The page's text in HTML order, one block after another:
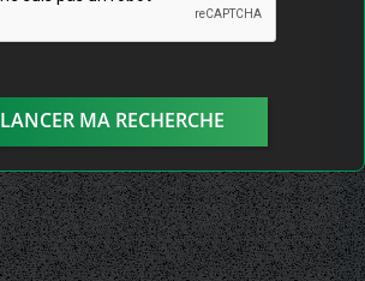
LANCER MA RECHERCHE